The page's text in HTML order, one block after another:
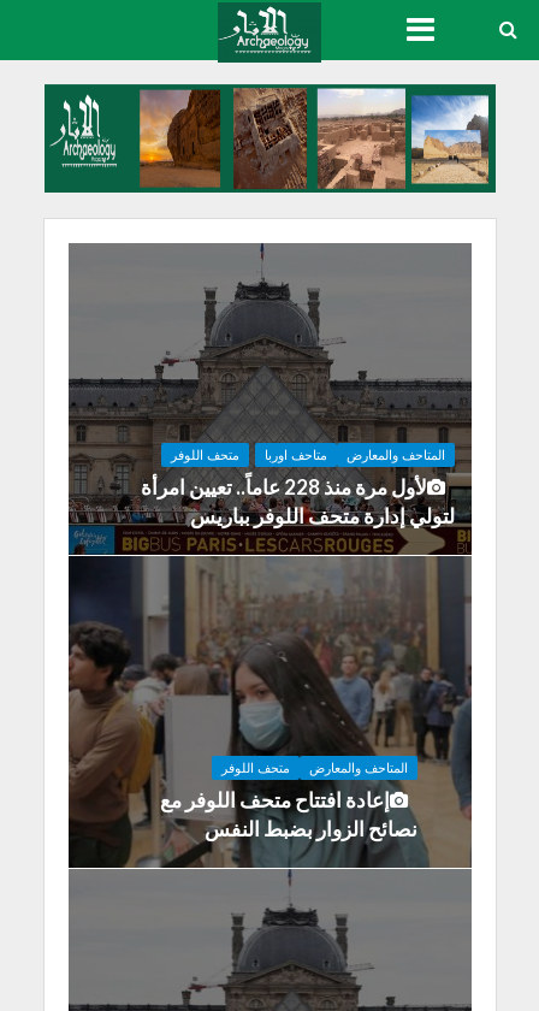
المتاحف والمعارض متاحف اوربا متحف اللوفر
لأول مرة منذ 228 عاماً.. تعيين امرأة
لتولي إدارة متحف اللوفر بباريس
المتاحف والمعارض متحف اللوفر
إعادة افتتاح متحف اللوفر مع
نصائح الزوار بضبط النفس